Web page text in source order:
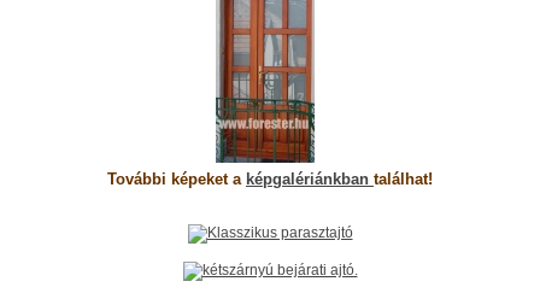
További képeket a képgalériánkban találhat!